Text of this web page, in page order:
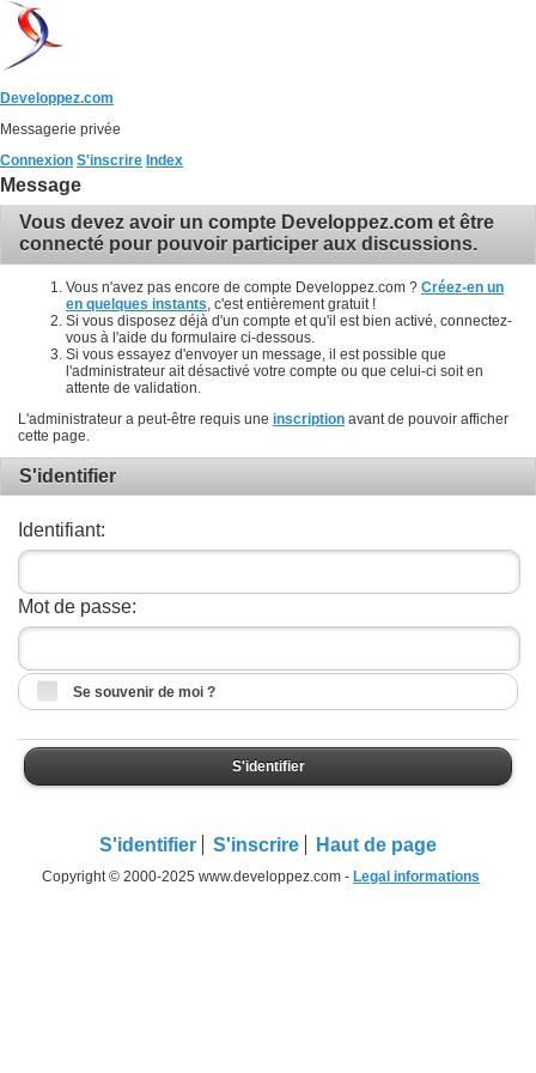
Developpez.com
Messagerie privée
Connexion S'inscrire Index
Message
Vous devez avoir un compte Developpez.com et être
connecté pour pouvoir participer aux discussions.
Vous n'avez pas encore de compte Developpez.com ? Créez-en un
en quelques instants , c'est entièrement gratuit !
Si vous disposez déjà d'un compte et qu'il est bien activé, connectez-
vous à l'aide du formulaire ci-dessous.
Si vous essayez d'envoyer un message, il est possible que
l'administrateur ait désactivé votre compte ou que celui-ci soit en
attente de validation.
L'administrateur a peut-être requis une inscription avant de pouvoir afficher
cette page.
S'identifier
Identifiant:
Mot de passe:
Se souvenir de moi ?
S'identifier
S'identifier S'inscrire Haut de page
Copyright © 2000-2025 www.developpez.com - Legal informations